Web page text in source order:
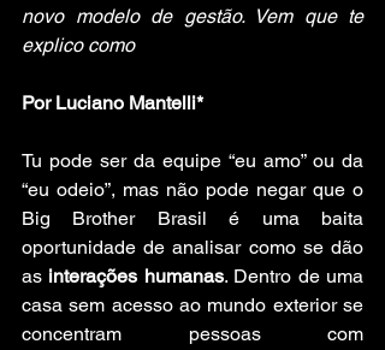
novo modelo de gestão. Vem que te
explico como
Por Luciano Mantelli*
Tu pode ser da equipe “eu amo” ou da
“eu odeio”, mas não pode negar que o
Big Brother Brasil é uma baita
oportunidade de analisar como se dão
as interações humanas. Dentro de uma
casa sem acesso ao mundo exterior se
concentram pessoas com